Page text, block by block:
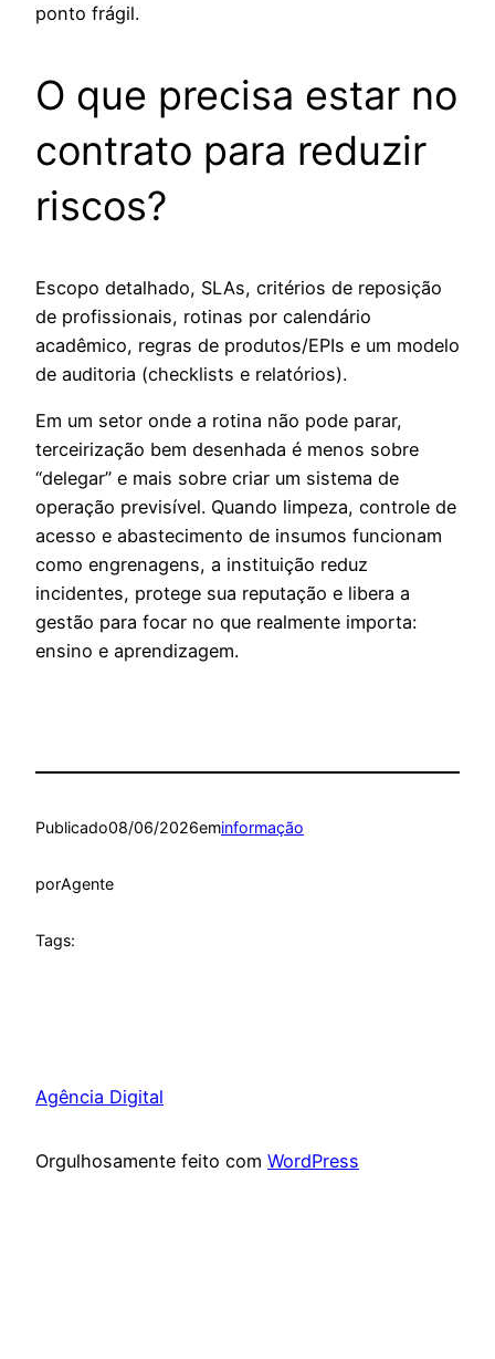
ponto frágil.
O que precisa estar no
contrato para reduzir
riscos?
Escopo detalhado, SLAs, critérios de reposição
de profissionais, rotinas por calendário
acadêmico, regras de produtos/EPIs e um modelo
de auditoria (checklists e relatórios).
Em um setor onde a rotina não pode parar,
terceirização bem desenhada é menos sobre
“delegar” e mais sobre criar um sistema de
operação previsível. Quando limpeza, controle de
acesso e abastecimento de insumos funcionam
como engrenagens, a instituição reduz
incidentes, protege sua reputação e libera a
gestão para focar no que realmente importa:
ensino e aprendizagem.
Publicado08/06/2026eminformação
porAgente
Tags:
Agência Digital
Orgulhosamente feito com WordPress